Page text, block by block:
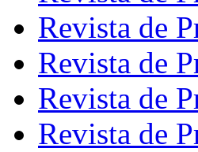
Revista de
Revista de
Revista de
Revista de